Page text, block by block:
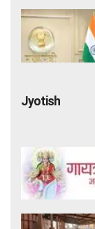
Jyotish